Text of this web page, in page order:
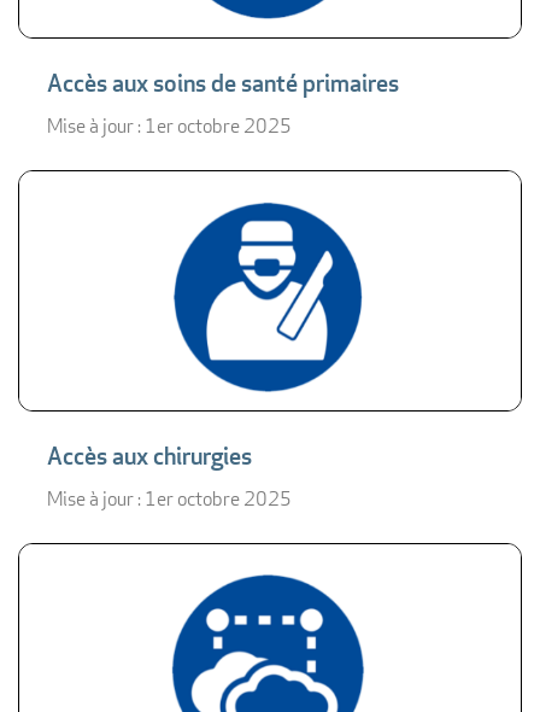
Accès aux soins de santé primaires
Mise à jour : 1er octobre 2025
Accès aux chirurgies
Mise à jour : 1er octobre 2025